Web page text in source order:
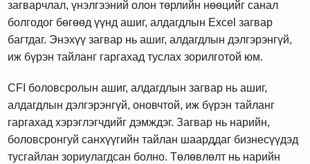
загварчлал, үнэлгээний олон төрлийн нөөцийг санал
болгодог бөгөөд үүнд ашиг, алдагдлын Excel загвар
багтдаг. Энэхүү загвар нь ашиг, алдагдлын дэлгэрэнгүй,
иж бүрэн тайланг гаргахад туслах зорилготой юм.
CFI боловсролын ашиг, алдагдлын загвар нь ашиг,
алдагдлын дэлгэрэнгүй, оновчтой, иж бүрэн тайланг
гаргахад хэрэглэгчдийг дэмждэг. Загвар нь нарийн,
боловсронгуй санхүүгийн тайлан шаарддаг бизнесүүдэд
тусгайлан зориулагдсан болно. Төлөвлөлт нь нарийн